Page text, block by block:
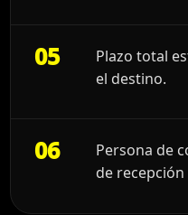
05
Plazo total
el destino.
06
Persona de
de